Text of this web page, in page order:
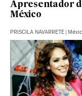
Apresentador
México
PRISCILA NAVARRETE |